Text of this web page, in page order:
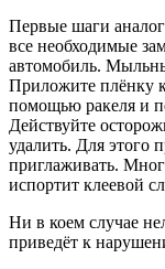
Первые шаги
все необходимые
автомобиль.
Приложите плёнку
помощью ракеля и
Действуйте
удалить. Для этого
приглаживать.
испортит клеевой
Ни в коем случае
приведёт к